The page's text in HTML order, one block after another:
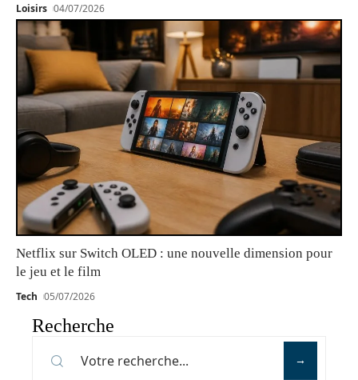
Loisirs 04/07/2026
Netflix sur Switch OLED : une nouvelle dimension pour
le jeu et le film
Tech 05/07/2026
Recherche